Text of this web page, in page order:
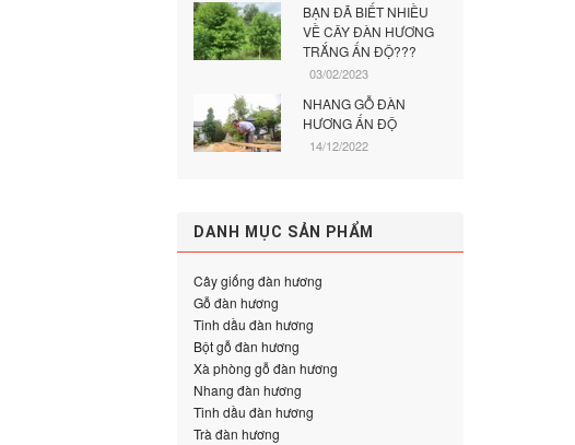
BẠN ĐÃ BIẾT NHIỀU
VỀ CÂY ĐÀN HƯƠNG
TRẮNG ẤN ĐỘ???
03/02/2023
NHANG GỖ ĐÀN
HƯƠNG ẤN ĐỘ
14/12/2022
DANH MỤC SẢN PHẨM
Cây giống đàn hương
Gỗ đàn hương
Tinh dầu đàn hương
Bột gỗ đàn hương
Xà phòng gỗ đàn hương
Nhang đàn hương
Tinh dầu đàn hương
Trà đàn hương